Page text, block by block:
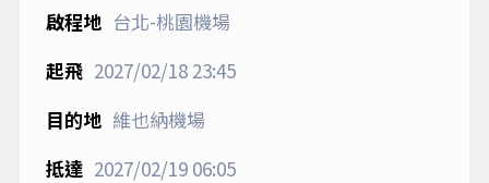
台北-桃園機場
2027/02/1823:45
維也納機場
2027/02/1906:05